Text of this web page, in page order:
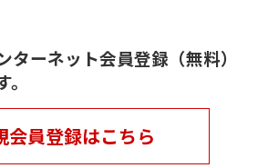
ターネット会員登録（無料）
会員登録はこちら